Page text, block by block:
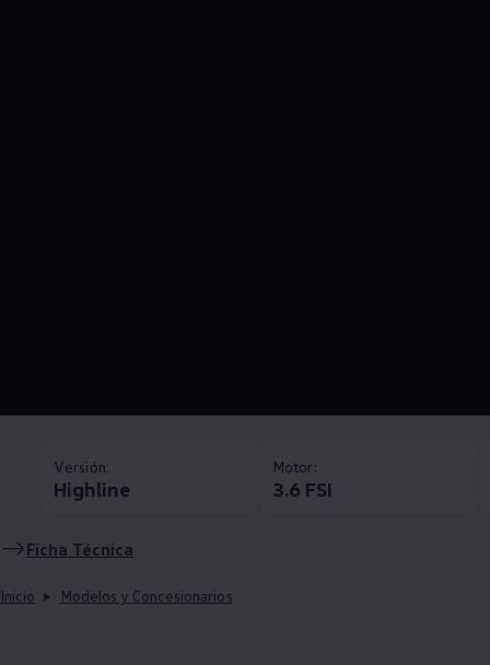
Versión:
Highline
Motor:
3.6 FSI
Ficha Técnica
Inicio Modelos y Concesionarios